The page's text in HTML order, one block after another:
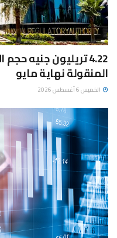
4.22 تريليون جنيه
المنقولة نهاية مايو
الخميس 6 أغسطس 2026